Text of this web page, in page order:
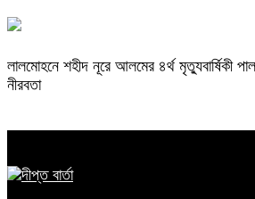
লালমোহনে শহীদ নূরে আলমের ৪র্থ মৃত্যুবার্ষিকী
নীরবতা